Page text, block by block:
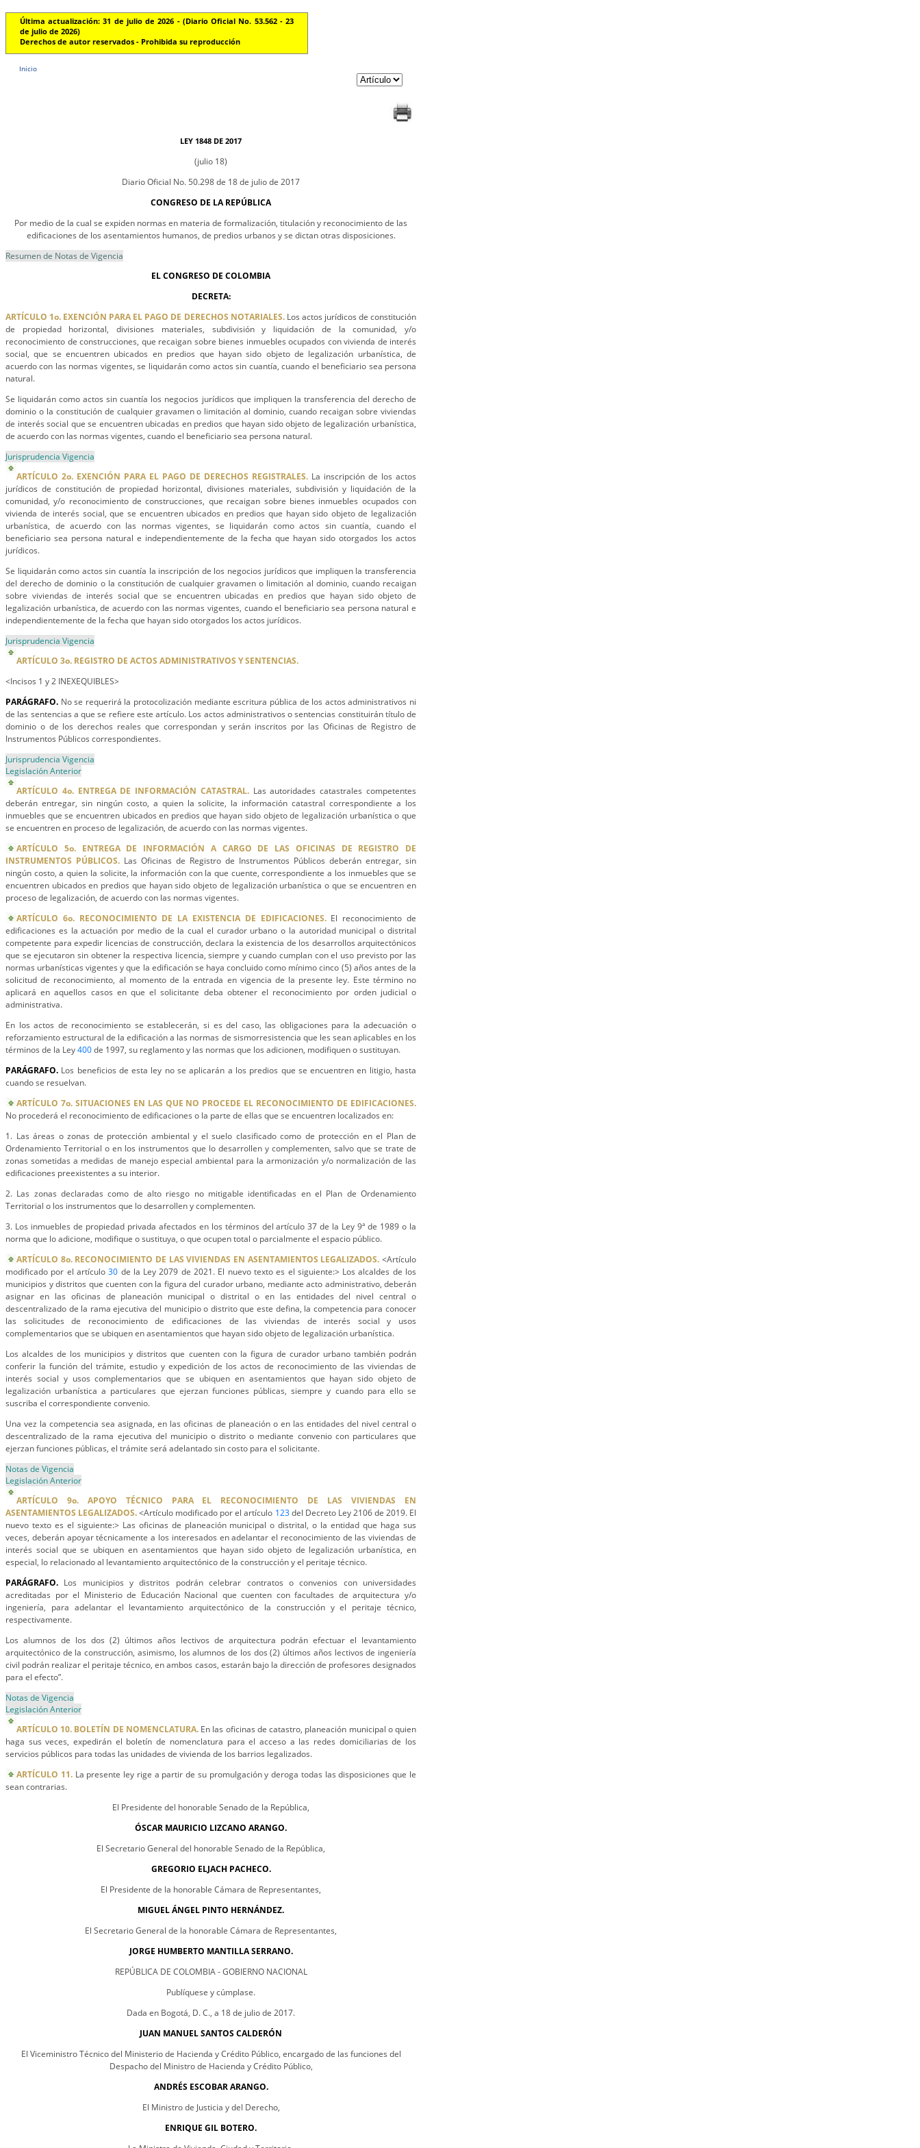
Última actualización: 31 de julio de 2026 - (Diario Oficial No. 53.562 - 23
de julio de 2026)
Derechos de autor reservados - Prohibida su reproducción
Inicio
LEY 1848 DE 2017
(julio 18)
Diario Oficial No. 50.298 de 18 de julio de 2017
CONGRESO DE LA REPÚBLICA
Por medio de la cual se expiden normas en materia de formalización, titulación y reconocimiento de las
edificaciones de los asentamientos humanos, de predios urbanos y se dictan otras disposiciones.
Resumen de Notas de Vigencia
EL CONGRESO DE COLOMBIA
DECRETA:
ARTÍCULO 1o. EXENCIÓN PARA EL PAGO DE DERECHOS NOTARIALES.Los actos jurídicos de constitución
de propiedad horizontal, divisiones materiales, subdivisión y liquidación de la comunidad, y/o
reconocimiento de construcciones, que recaigan sobre bienes inmuebles ocupados con vivienda de interés
social, que se encuentren ubicados en predios que hayan sido objeto de legalización urbanística, de
acuerdo con las normas vigentes, se liquidarán como actos sin cuantía, cuando el beneficiario sea persona
natural.
Se liquidarán como actos sin cuantía los negocios jurídicos que impliquen la transferencia del derecho de
dominio o la constitución de cualquier gravamen o limitación al dominio, cuando recaigan sobre viviendas
de interés social que se encuentren ubicadas en predios que hayan sido objeto de legalización urbanística,
de acuerdo con las normas vigentes, cuando el beneficiario sea persona natural.
Jurisprudencia Vigencia
ARTÍCULO 2o. EXENCIÓN PARA EL PAGO DE DERECHOS REGISTRALES. La inscripción de los actos
jurídicos de constitución de propiedad horizontal, divisiones materiales, subdivisión y liquidación de la
comunidad, y/o reconocimiento de construcciones, que recaigan sobre bienes inmuebles ocupados con
vivienda de interés social, que se encuentren ubicados en predios que hayan sido objeto de legalización
urbanística, de acuerdo con las normas vigentes, se liquidarán como actos sin cuantía, cuando el
beneficiario sea persona natural e independientemente de la fecha que hayan sido otorgados los actos
jurídicos.
Se liquidarán como actos sin cuantía la inscripción de los negocios jurídicos que impliquen la transferencia
del derecho de dominio o la constitución de cualquier gravamen o limitación al dominio, cuando recaigan
sobre viviendas de interés social que se encuentren ubicadas en predios que hayan sido objeto de
legalización urbanística, de acuerdo con las normas vigentes, cuando el beneficiario sea persona natural e
independientemente de la fecha que hayan sido otorgados los actos jurídicos.
Jurisprudencia Vigencia
ARTÍCULO 3o. REGISTRO DE ACTOS ADMINISTRATIVOS Y SENTENCIAS.
<Incisos 1 y 2 INEXEQUIBLES>
PARÁGRAFO. No se requerirá la protocolización mediante escritura pública de los actos administrativos ni
de las sentencias a que se refiere este artículo. Los actos administrativos o sentencias constituirán título de
dominio o de los derechos reales que correspondan y serán inscritos por las Oficinas de Registro de
Instrumentos Públicos correspondientes.
Jurisprudencia Vigencia
Legislación Anterior
ARTÍCULO 4o. ENTREGA DE INFORMACIÓN CATASTRAL.Las autoridades catastrales competentes
deberán entregar, sin ningún costo, a quien la solicite, la información catastral correspondiente a los
inmuebles que se encuentren ubicados en predios que hayan sido objeto de legalización urbanística o que
se encuentren en proceso de legalización, de acuerdo con las normas vigentes.
ARTÍCULO 5o. ENTREGA DE INFORMACIÓN A CARGO DE LAS OFICINAS DE REGISTRO DE
INSTRUMENTOS PÚBLICOS. Las Oficinas de Registro de Instrumentos Públicos deberán entregar, sin
ningún costo, a quien la solicite, la información con la que cuente, correspondiente a los inmuebles que se
encuentren ubicados en predios que hayan sido objeto de legalización urbanística o que se encuentren en
proceso de legalización, de acuerdo con las normas vigentes.
ARTÍCULO 6o. RECONOCIMIENTO DE LA EXISTENCIA DE EDIFICACIONES.El reconocimiento de
edificaciones es la actuación por medio de la cual el curador urbano o la autoridad municipal o distrital
competente para expedir licencias de construcción, declara la existencia de los desarrollos arquitectónicos
que se ejecutaron sin obtener la respectiva licencia, siempre y cuando cumplan con el uso previsto por las
normas urbanísticas vigentes y que la edificación se haya concluido como mínimo cinco (5) años antes de la
solicitud de reconocimiento, al momento de la entrada en vigencia de la presente ley. Este término no
aplicará en aquellos casos en que el solicitante deba obtener el reconocimiento por orden judicial o
administrativa.
En los actos de reconocimiento se establecerán, si es del caso, las obligaciones para la adecuación o
reforzamiento estructural de la edificación a las normas de sismorresistencia que les sean aplicables en los
términos de la Ley400de 1997, su reglamento y las normas que los adicionen, modifiquen o sustituyan.
PARÁGRAFO. Los beneficios de esta ley no se aplicarán a los predios que se encuentren en litigio, hasta
cuando se resuelvan.
ARTÍCULO 7o. SITUACIONES EN LAS QUE NO PROCEDE EL RECONOCIMIENTO DE EDIFICACIONES.
No procederá el reconocimiento de edificaciones o la parte de ellas que se encuentren localizados en:
1. Las áreas o zonas de protección ambiental y el suelo clasificado como de protección en el Plan de
Ordenamiento Territorial o en los instrumentos que lo desarrollen y complementen, salvo que se trate de
zonas sometidas a medidas de manejo especial ambiental para la armonización y/o normalización de las
edificaciones preexistentes a su interior.
2. Las zonas declaradas como de alto riesgo no mitigable identificadas en el Plan de Ordenamiento
Territorial o los instrumentos que lo desarrollen y complementen.
3. Los inmuebles de propiedad privada afectados en los términos del artículo 37 de la Ley 9ª de 1989 o la
norma que lo adicione, modifique o sustituya, o que ocupen total o parcialmente el espacio público.
ARTÍCULO 8o. RECONOCIMIENTO DE LAS VIVIENDAS EN ASENTAMIENTOS LEGALIZADOS. <Artículo
modificado por el artículo30 de la Ley 2079 de 2021. El nuevo texto es el siguiente:> Los alcaldes de los
municipios y distritos que cuenten con la figura del curador urbano, mediante acto administrativo, deberán
asignar en las oficinas de planeación municipal o distrital o en las entidades del nivel central o
descentralizado de la rama ejecutiva del municipio o distrito que este defina, la competencia para conocer
las solicitudes de reconocimiento de edificaciones de las viviendas de interés social y usos
complementarios que se ubiquen en asentamientos que hayan sido objeto de legalización urbanística.
Los alcaldes de los municipios y distritos que cuenten con la figura de curador urbano también podrán
conferir la función del trámite, estudio y expedición de los actos de reconocimiento de las viviendas de
interés social y usos complementarios que se ubiquen en asentamientos que hayan sido objeto de
legalización urbanística a particulares que ejerzan funciones públicas, siempre y cuando para ello se
suscriba el correspondiente convenio.
Una vez la competencia sea asignada, en las oficinas de planeación o en las entidades del nivel central o
descentralizado de la rama ejecutiva del municipio o distrito o mediante convenio con particulares que
ejerzan funciones públicas, el trámite será adelantado sin costo para el solicitante.
Notas de Vigencia
Legislación Anterior
ARTÍCULO 9o. APOYO TÉCNICO PARA EL RECONOCIMIENTO DE LAS VIVIENDAS EN
ASENTAMIENTOS LEGALIZADOS.<Artículo modificado por el artículo 123del Decreto Ley 2106 de 2019. El
nuevo texto es el siguiente:> Las oficinas de planeación municipal o distrital, o la entidad que haga sus
veces, deberán apoyar técnicamente a los interesados en adelantar el reconocimiento de las viviendas de
interés social que se ubiquen en asentamientos que hayan sido objeto de legalización urbanística, en
especial, lo relacionado al levantamiento arquitectónico de la construcción y el peritaje técnico.
PARÁGRAFO. Los municipios y distritos podrán celebrar contratos o convenios con universidades
acreditadas por el Ministerio de Educación Nacional que cuenten con facultades de arquitectura y/o
ingeniería, para adelantar el levantamiento arquitectónico de la construcción y el peritaje técnico,
respectivamente.
Los alumnos de los dos (2) últimos años lectivos de arquitectura podrán efectuar el levantamiento
arquitectónico de la construcción, asimismo, los alumnos de los dos (2) últimos años lectivos de ingeniería
civil podrán realizar el peritaje técnico, en ambos casos, estarán bajo la dirección de profesores designados
para el efecto”.
Notas de Vigencia
Legislación Anterior
ARTÍCULO 10. BOLETÍN DE NOMENCLATURA.En las oficinas de catastro, planeación municipal o quien
haga sus veces, expedirán el boletín de nomenclatura para el acceso a las redes domiciliarias de los
servicios públicos para todas las unidades de vivienda de los barrios legalizados.
ARTÍCULO 11.La presente ley rige a partir de su promulgación y deroga todas las disposiciones que le
sean contrarias.
El Presidente del honorable Senado de la República,
ÓSCAR MAURICIO LIZCANO ARANGO.
El Secretario General del honorable Senado de la República,
GREGORIO ELJACH PACHECO.
El Presidente de la honorable Cámara de Representantes,
MIGUEL ÁNGEL PINTO HERNÁNDEZ.
El Secretario General de la honorable Cámara de Representantes,
JORGE HUMBERTO MANTILLA SERRANO.
REPÚBLICA DE COLOMBIA - GOBIERNO NACIONAL
Publíquese y cúmplase.
Dada en Bogotá, D. C., a 18 de julio de 2017.
JUAN MANUEL SANTOS CALDERÓN
El Viceministro Técnico del Ministerio de Hacienda y Crédito Público, encargado de las funciones del
Despacho del Ministro de Hacienda y Crédito Público,
ANDRÉS ESCOBAR ARANGO.
El Ministro de Justicia y del Derecho,
ENRIQUE GIL BOTERO.